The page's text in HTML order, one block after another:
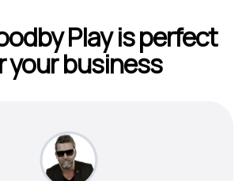
Play is perfect
your business